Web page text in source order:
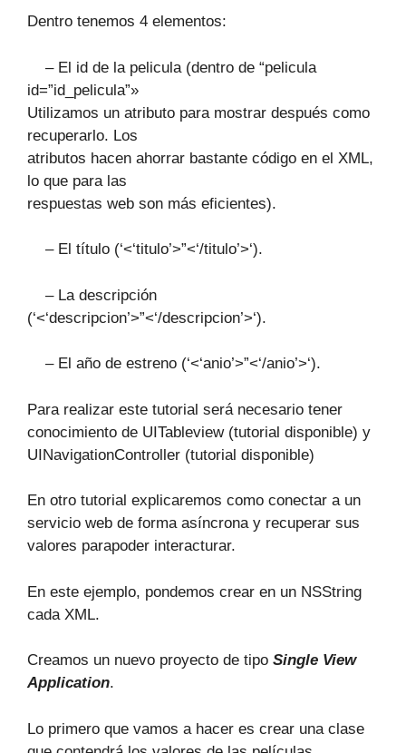
Dentro tenemos 4 elementos:
– El id de la pelicula (dentro de “pelicula
id=”id_pelicula”»
Utilizamos un atributo para mostrar después como
recuperarlo. Los
atributos hacen ahorrar bastante código en el XML,
lo que para las
respuestas web son más eficientes).
– El título (‘<‘titulo’>”<‘/titulo’>‘).
– La descripción
(‘<‘descripcion’>”<‘/descripcion’>‘).
– El año de estreno (‘<‘anio’>”<‘/anio’>‘).
Para realizar este tutorial será necesario tener
conocimiento de UITableview (tutorial disponible) y
UINavigationController (tutorial disponible)
En otro tutorial explicaremos como conectar a un
servicio web de forma asíncrona y recuperar sus
valores parapoder interacturar.
En este ejemplo, pondemos crear en un NSString
cada XML.
Creamos un nuevo proyecto de tipo Single View
Application.
Lo primero que vamos a hacer es crear una clase